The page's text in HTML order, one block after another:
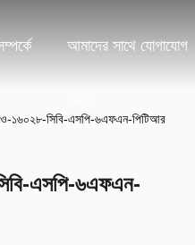
আমাদের সাথে যোগাযোগ
১৬০২৮-সিবি-এসপি-৬এফএন-পিটিআর
এসপি-৬এফএন-